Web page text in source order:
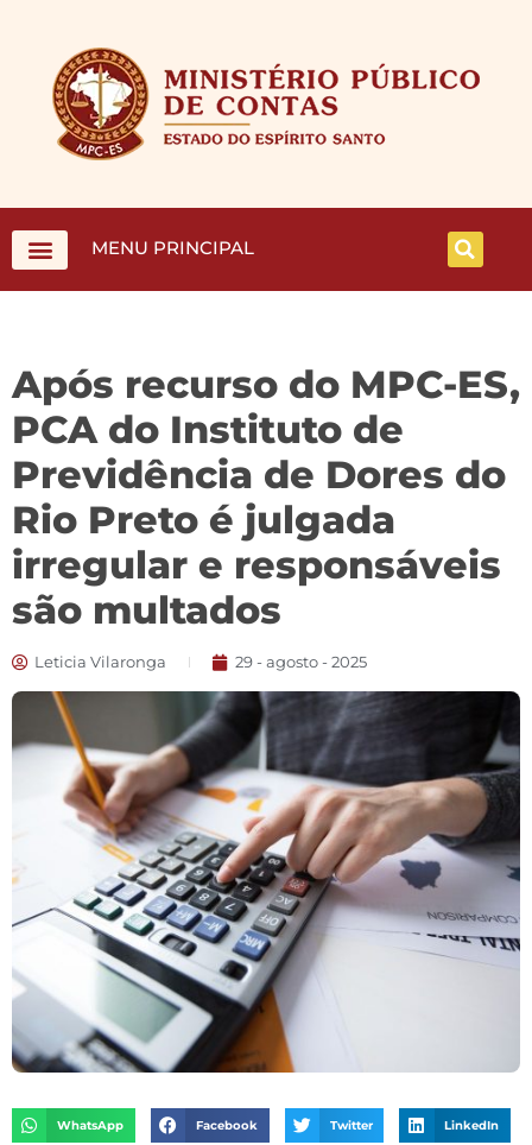
MENU PRINCIPAL
Após recurso do MPC-ES,
PCA do Instituto de
Previdência de Dores do
Rio Preto é julgada
irregular e responsáveis
são multados
Leticia Vilaronga 29 - agosto - 2025
WhatsApp Facebook Twitter LinkedIn